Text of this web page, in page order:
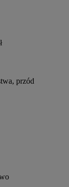
przód